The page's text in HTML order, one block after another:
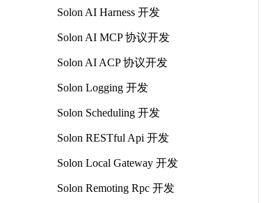
Solon AI Harness 开发
Solon AI MCP 协议开发
Solon AI ACP 协议开发
Solon Logging 开发
Solon Scheduling 开发
Solon RESTful Api 开发
Solon Local Gateway 开发
Solon Remoting Rpc 开发